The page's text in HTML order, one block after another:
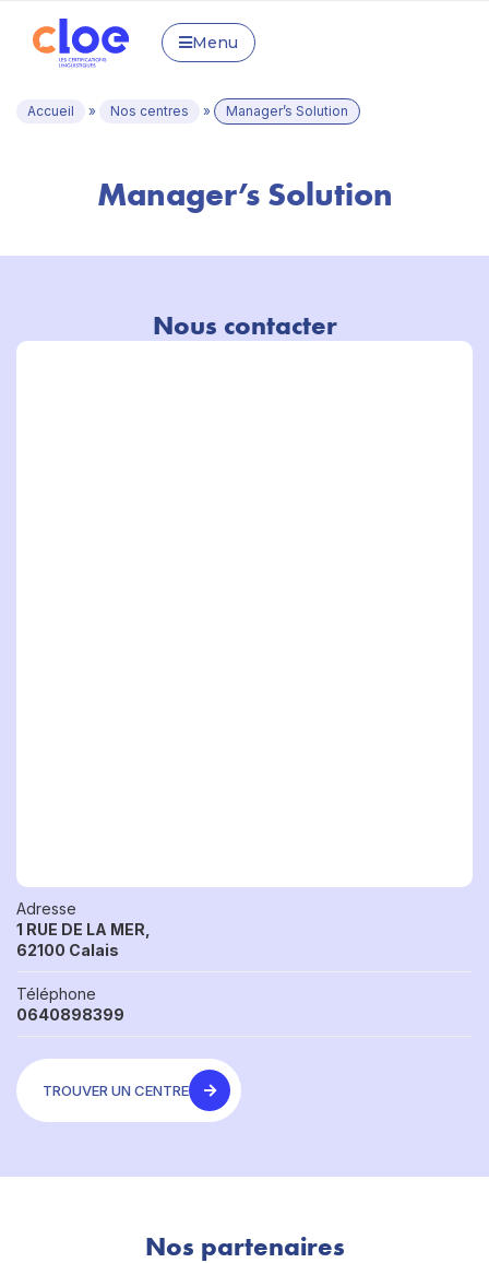
Menu
Accueil » Nos centres » Manager’s Solution
Manager’s Solution
Nous contacter
Adresse
1 RUE DE LA MER,
62100 Calais
Téléphone
0640898399
TROUVER UN CENTRE
Nos partenaires